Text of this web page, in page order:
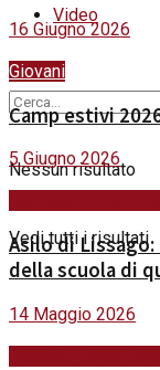
Video
Nessun risultato
Vedi tutti i risultati
16 Giugno 2026
Giovani
Camp estivi
5 Giugno 2026
Asilo di
della scuola di
14 Maggio 2026